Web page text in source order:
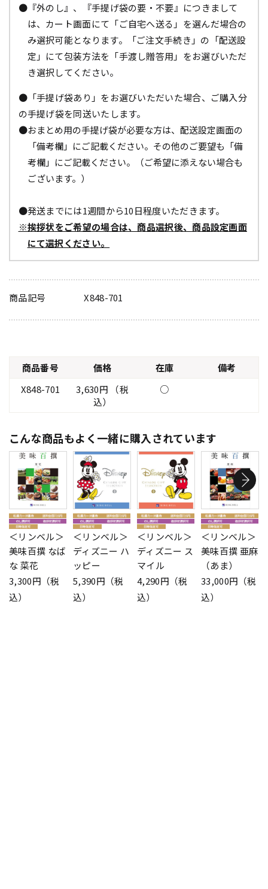
●『外のし』、『手提げ袋の要・不要』につきまして
は、カート画面にて「ご自宅へ送る」を選んだ場合の
み選択可能となります。「ご注文手続き」の「配送設
定」にて包装方法を「手渡し贈答用」をお選びいただ
き選択してください。
●「手提げ袋あり」をお選びいただいた場合、ご購入分
の手提げ袋を同送いたします。
●おまとめ用の手提げ袋が必要な方は、配送設定画面の
「備考欄」にご記載ください。その他のご要望も「備
考欄」にご記載ください。（ご希望に添えない場合も
ございます。）
●発送までには1週間から10日程度いただきます。
※挨拶状をご希望の場合は、商品選択後、商品設定画面
にて選択ください。
商品記号 X848-701
商品番号 価格 在庫
備考
X848-701
3,630円 （税
込）
○
こんな商品もよく一緒に購入されています
＜リンベル＞
美味百撰 なば
な 菜花
3,300円（税
込）
＜リンベル＞
ディズニー ハ
ッピー
5,390円（税
込）
＜リンベル＞
ディズニー ス
マイル
4,290円（税
込）
＜リンベル＞
美味百撰 亜麻
（あま）
33,000円（税
込）